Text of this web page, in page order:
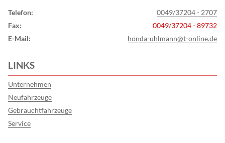
Telefon:
0049/37204 - 2707
Fax:
0049/37204 - 89732
E-Mail:
honda-uhlmann@t-online.de
LINKS
Unternehmen
Neufahrzeuge
Gebrauchtfahrzeuge
Service